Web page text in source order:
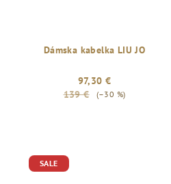
Dámska kabelka LIU JO
97,30 €
139 €
(–30 %)
SALE